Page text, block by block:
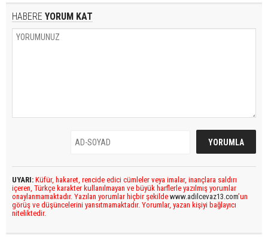
HABERE YORUM KAT
UYARI: Küfür, hakaret, rencide edici cümleler veya imalar, inançlara saldırı
içeren, Türkçe karakter kullanılmayan ve büyük harflerle yazılmış yorumlar
onaylanmamaktadır. Yazılan yorumlar hiçbir şekilde www.adilcevaz13.com’un
görüş ve düşüncelerini yansıtmamaktadır. Yorumlar, yazan kişiyi bağlayıcı
niteliktedir.